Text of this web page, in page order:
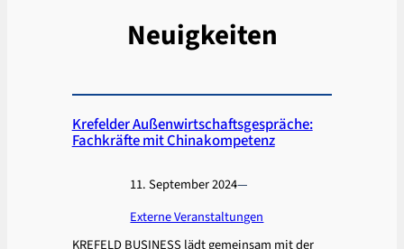
Neuigkeiten
Krefelder Außenwirtschaftsgespräche:
Fachkräfte mit Chinakompetenz
11. September 2024—
Externe Veranstaltungen
KREFELD BUSINESS lädt gemeinsam mit der